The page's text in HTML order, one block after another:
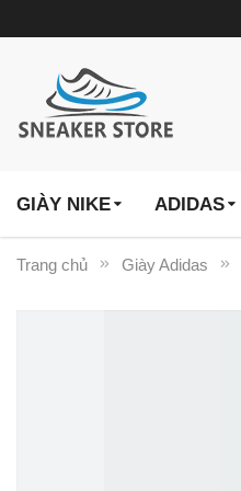
GIÀY NIKE ADIDAS
Trang chủ Giày Adidas